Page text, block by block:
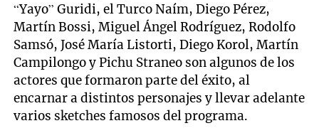
“Yayo” Guridi, el Turco Naím, Diego Pérez,
Martín Bossi, Miguel Ángel Rodríguez, Rodolfo
Samsó, José María Listorti, Diego Korol, Martín
Campilongo y Pichu Straneo son algunos de los
actores que formaron parte del éxito, al
encarnar a distintos personajes y llevar adelante
varios sketches famosos del programa.